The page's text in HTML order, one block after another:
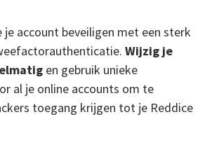
je account beveiligen met een sterk
Wijzig je
en gebruik unieke
al je online accounts om te
toegang krijgen tot je Reddice